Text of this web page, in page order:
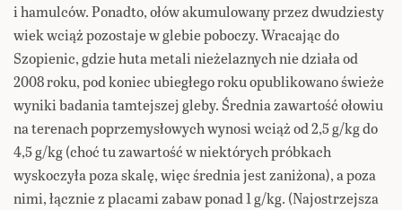
i hamulców. Ponadto, ołów akumulowany przez dwudziesty
wiek wciąż pozostaje w glebie poboczy. Wracając do
Szopienic, gdzie huta metali nieżelaznych nie działa od
2008 roku, pod koniec ubiegłego roku opublikowano świeże
wyniki badania tamtejszej gleby. Średnia zawartość ołowiu
na terenach poprzemysłowych wynosi wciąż od 2,5 g/kg do
4,5 g/kg (choć tu zawartość w niektórych próbkach
wyskoczyła poza skalę, więc średnia jest zaniżona), a poza
nimi, łącznie z placami zabaw ponad 1 g/kg. (Najostrzejsza